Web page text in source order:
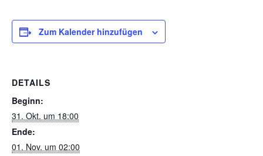
Zum Kalender hinzufügen
DETAILS
Beginn:
31. Okt. um 18:00
Ende:
01. Nov. um 02:00